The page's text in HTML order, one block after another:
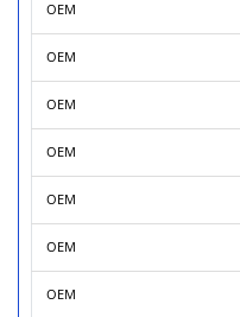
OEM
OEM
OEM
OEM
OEM
OEM
OEM